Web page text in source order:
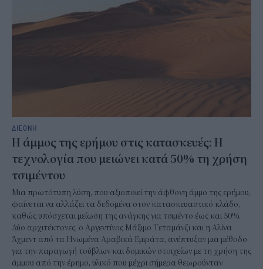
ΔΙΕΘΝΗ
Η άμμος της ερήμου στις κατασκευές: Η
τεχνολογία που μειώνει κατά 50% τη χρήση
τσιμέντου
Μια πρωτότυπη λύση, που αξιοποιεί την άφθονη άμμο της ερήμου,
φαίνεται να αλλάζει τα δεδομένα στον κατασκευαστικό κλάδο,
καθώς υπόσχεται μείωση της ανάγκης για τσιμέντο έως και 50%.
Δύο αρχιτέκτονες, ο Αργεντίνος Μάξιμο Τεταμάνζι και η Αλίνα
Άχμεντ από τα Ηνωμένα Αραβικά Εμιράτα, ανέπτυξαν μια μέθοδο
για την παραγωγή τούβλων και δομικών στοιχείων με τη χρήση της
άμμου από την έρημο, υλικό που μέχρι σήμερα θεωρούνταν